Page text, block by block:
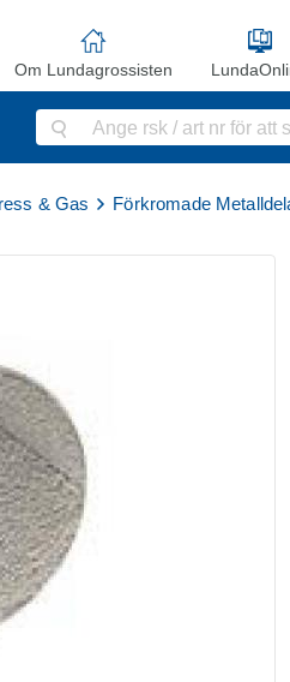
Om Lundagrossisten
& Gas Förkromade